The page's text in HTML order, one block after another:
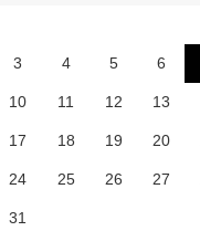
3 4 5 6
10 11 12 13
17 18 19 20
24 25 26 27
31